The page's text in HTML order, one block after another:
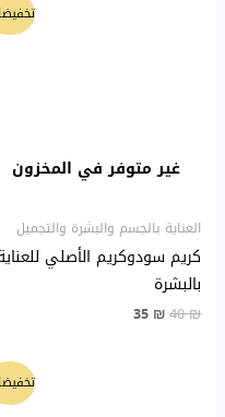
غير متوفر في المخزون
العناية بالجسم والبشرة والتجميل
كريم سودوكريم الأصلي
بالبشرة
40₪
35 ₪